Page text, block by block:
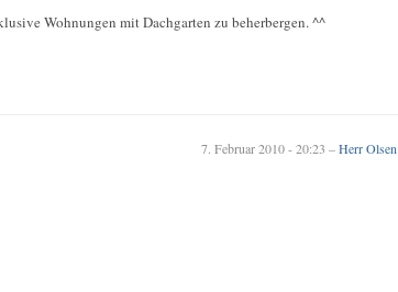
Wohnungen mit Dachgarten zu beherbergen. ^^
7. Februar 2010 - 20:23 –Herr Olsen